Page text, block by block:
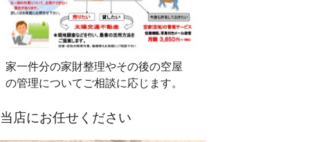
家一件分の家財整理やその後の空屋
の管理についてご相談に応じます。
当店にお任せください